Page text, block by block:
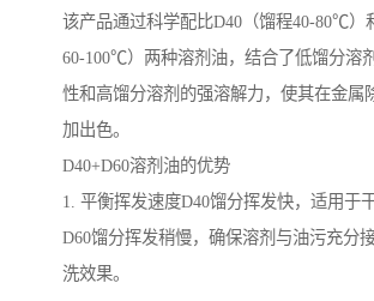
该产品通过科学配比D40（馏程40-80℃）
60-100℃）两种溶剂油，结合了低馏分溶
性和高馏分溶剂的强溶解力，使其在金属
加出色。
D40+D60溶剂油的优势
1. 平衡挥发速度D40馏分挥发快，适用于
D60馏分挥发稍慢，确保溶剂与油污充分
洗效果。